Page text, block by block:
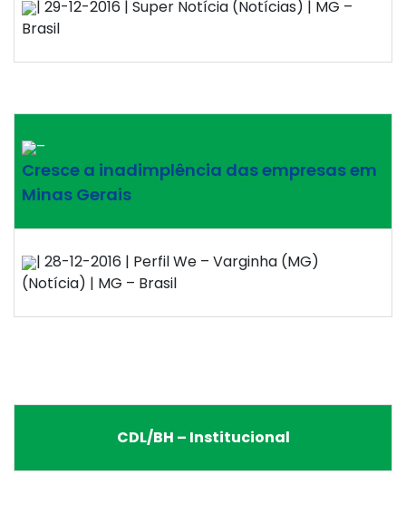
| 29-12-2016 | Super Notícia (Notícias) | MG –
Brasil
–
Cresce a inadimplência das empresas em
Minas Gerais
| 28-12-2016 | Perfil We – Varginha (MG)
(Notícia) | MG – Brasil
CDL/BH – Institucional